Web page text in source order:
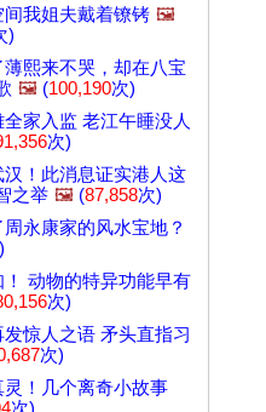
间我姐夫戴着镣铐 🖼️
)
薄熙来不哭，却在八宝
🖼️ (100,190次)
家入监 老江午睡没人
次)
汉！此消息证实港人这
之举 🖼️ (87,858次)
永康家的风水宝地？
！ 动物的特异功能早有
次)
发惊人之语 矛头直指习
次)
灵！几个离奇小故事
次)